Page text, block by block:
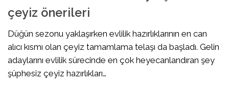
çeyiz önerileri
Düğün sezonu yaklaşırken evlilik hazırlıklarının en can
alıcı kısmı olan çeyiz tamamlama telaşı da başladı. Gelin
adaylarını evlilik sürecinde en çok heyecanlandıran şey
şüphesiz çeyiz hazırlıkları…